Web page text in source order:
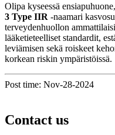
Olipa kyseessä
3 Type IIR -naamari
terveydenhuollon
lääketieteelliset standardit,
leviämisen sekä roiskeet
korkean riskin ympäristöissä.
Post time: Nov-28-2024
Contact us